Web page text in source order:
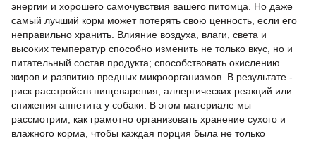
энергии и хорошего самочувствия вашего питомца. Но даже
самый лучший корм может потерять свою ценность, если его
неправильно хранить. Влияние воздуха, влаги, света и
высоких температур способно изменить не только вкус, но и
питательный состав продукта; способствовать окислению
жиров и развитию вредных микроорганизмов. В результате -
риск расстройств пищеварения, аллергических реакций или
снижения аппетита у собаки. В этом материале мы
рассмотрим, как грамотно организовать хранение сухого и
влажного корма, чтобы каждая порция была не только